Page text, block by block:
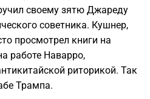
своему зятю Джареду
советника. Кушнер,
просмотрел книги на
работе Наварро,
риторикой. Так
Трампа.